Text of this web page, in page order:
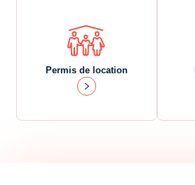
Permis de location